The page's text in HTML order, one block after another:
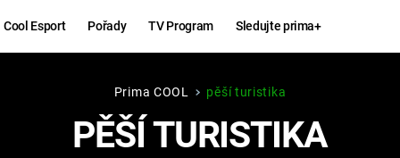
Cool Esport Pořady TV Program Sledujte prima+
Hry
Prima COOL pěší turistika
PĚŠÍ TURISTIKA